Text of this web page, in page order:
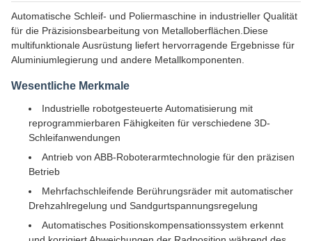
Automatische Schleif- und Poliermaschine in industrieller Qualität
für die Präzisionsbearbeitung von Metalloberflächen.Diese
multifunktionale Ausrüstung liefert hervorragende Ergebnisse für
Aluminiumlegierung und andere Metallkomponenten.
Wesentliche Merkmale
Industrielle robotgesteuerte Automatisierung mit
reprogrammierbaren Fähigkeiten für verschiedene 3D-
Schleifanwendungen
Antrieb von ABB-Roboterarmtechnologie für den präzisen
Betrieb
Mehrfachschleifende Berührungsräder mit automatischer
Drehzahlregelung und Sandgurtspannungsregelung
Automatisches Positionskompensationssystem erkennt